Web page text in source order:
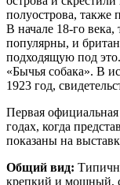
полуострова, также
В начале 18-го
популярны, и
подходящую под
«Бычья собака». В
1923 год,
Первая
годах, когда
показаны на
Общий вид:
крепкий и мощный,